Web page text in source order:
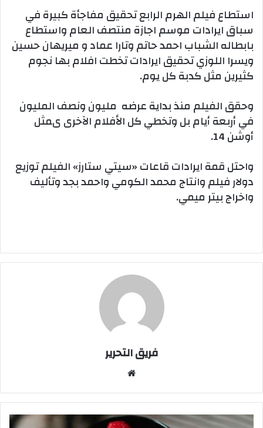
استطاع فيلم الهرم الرابع تحقيق مفاجأة كبيرة في
سباق ايرادات موسم اجازة منتصف العام واستطاع
بابطاله الشباب احمد حاتم وتارا عماد و ميريهان حسين
ويسرا اللوزي تحقيق ايرادات تخطت افلام بها نجوم
كثيرين مثل كدبة كل يوم.
وحقق الفيلم منذ بداية عرضه مليون ونصف المليون
في أربعة أيام بل وتخطي كل الأفلام الآخرى ىمثل
أوشن 14.
واحتل قمة ايرادات قاعات «سيتي ستارز» الفيلم توزيع
دولار فيلم وانتاج محمد الكومي واحمد بجد وتأليف
واخراج بيتر ميمي.
فريق التحرير
١٠